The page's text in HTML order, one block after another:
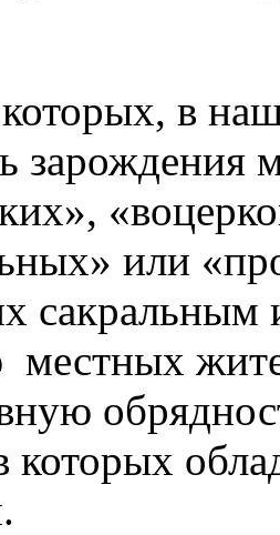
в
зарождения
или
сакральным
которых